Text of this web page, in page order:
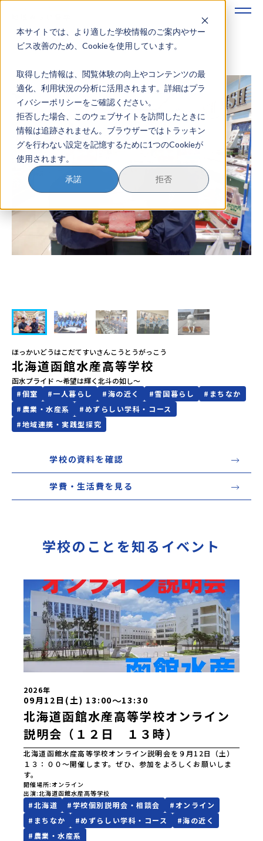
本サイトでは、より適した学校情報のご案内やサー
ビス改善のため、Cookieを使用しています。
取得した情報は、閲覧体験の向上やコンテンツの最
適化、利用状況の分析に活用されます。詳細はプラ
イバシーポリシーをご確認ください。
拒否した場合、このウェブサイトを訪問したときに
情報は追跡されません。ブラウザーではトラッキン
グを行わない設定を記憶するために1つのCookieが
使用されます。
承諾 拒否
地域みらい留学のすすめかた
地域みらい留学とは
学校を探す
イベントを探す
おためし地域留学
マガジン
奨学金について
ほっかいどうはこだてすいさんこうとうがっこう
北海道函館水産高等学校
函水プライド ～希望は輝く北斗の如し～
#個室 #一人暮らし #海の近く #雪国暮らし # まちなか
# 農業・水産系 #めずらしい学科・コース
#地域連携・実践型探究
学校の資料を確認
学費・生活費を見る
学校のことを知るイベント
2026年
09月12日(土) 13:00〜13:30
北海道函館水産高等学校オンライン
説明会（１２日 １３時）
北海道函館水産高等学校オンライン説明会を９月12日（土）
１３：００～開催します。ぜひ、参加をよろしくお願いしま
す。
開催場所 オンライン
出演 北海道函館水産高等学校
#北海道 #学校個別説明会・相談会 #オンライン
# まちなか #めずらしい学科・コース #海の近く
# 農業・水産系